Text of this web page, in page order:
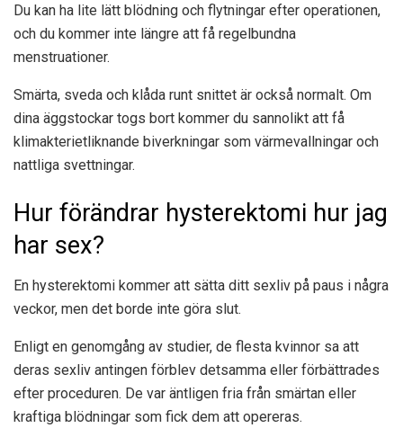
Du kan ha lite lätt blödning och flytningar efter operationen,
och du kommer inte längre att få regelbundna
menstruationer.
Smärta, sveda och klåda runt snittet är också normalt. Om
dina äggstockar togs bort kommer du sannolikt att få
klimakterietliknande biverkningar som värmevallningar och
nattliga svettningar.
Hur förändrar hysterektomi hur jag
har sex?
En hysterektomi kommer att sätta ditt sexliv på paus i några
veckor, men det borde inte göra slut.
Enligt en genomgång av studier, de flesta kvinnor sa att
deras sexliv antingen förblev detsamma eller förbättrades
efter proceduren. De var äntligen fria från smärtan eller
kraftiga blödningar som fick dem att opereras.